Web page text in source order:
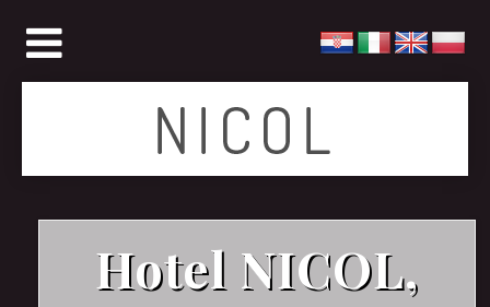
Hotel NICOL,